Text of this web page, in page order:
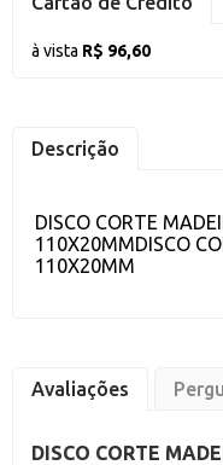
à vista R$ 96,60
Descrição
DISCO CORTE
110X20MMDISCO
110X20MM
Avaliações
DISCO CORTE